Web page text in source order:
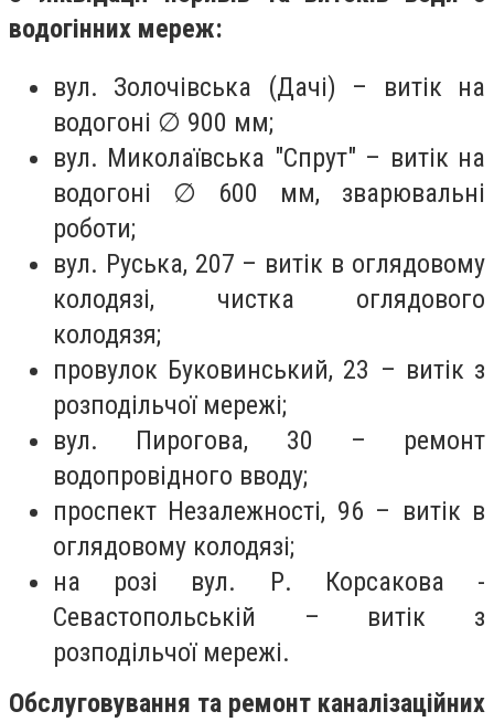
водогінних мереж:
вул. Золочівська (Дачі) – витік на
водогоні ∅ 900 мм;
вул. Миколаївська "Спрут" – витік на
водогоні ∅ 600 мм, зварювальні
роботи;
вул. Руська, 207 – витік в оглядовому
колодязі, чистка оглядового
колодязя;
провулок Буковинський, 23 – витік з
розподільчої мережі;
вул. Пирогова, 30 – ремонт
водопровідного вводу;
проспект Незалежності, 96 – витік в
оглядовому колодязі;
на розі вул. Р. Корсакова -
Севастопольській – витік з
розподільчої мережі.
Обслуговування та ремонт каналізаційних